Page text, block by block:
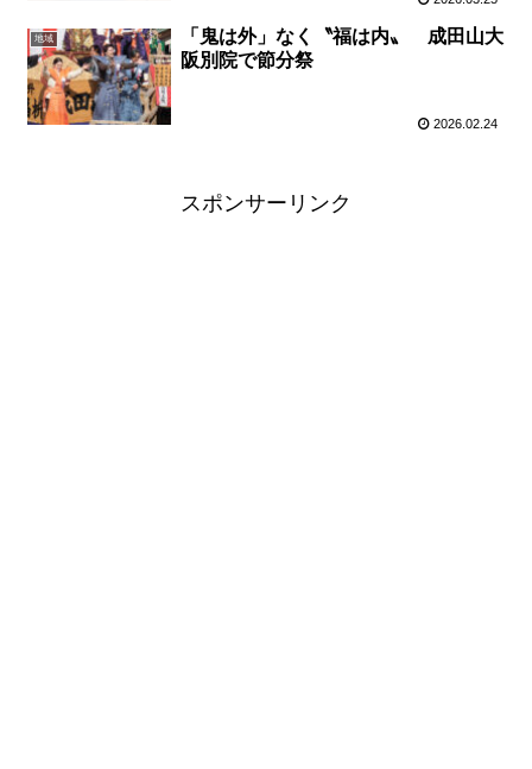
地域
「鬼は外」なく〝福は内〟 成田山大
阪別院で節分祭
2026.02.24
スポンサーリンク